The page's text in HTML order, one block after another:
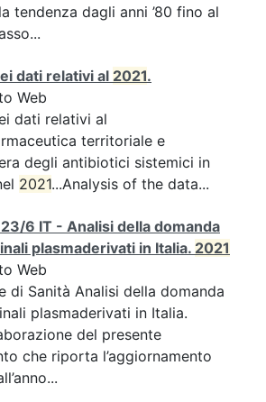
tendenza dagli anni ’80 fino al
dati relativi al 2021.
Web
dati relativi al
territoriale e
degli antibiotici sistemici in
2021...Analysis of the data...
23/6 IT - Analisi della domanda
plasmaderivati in Italia. 2021
Web
di Sanità Analisi della domanda
plasmaderivati in Italia.
del presente
che riporta l’aggiornamento